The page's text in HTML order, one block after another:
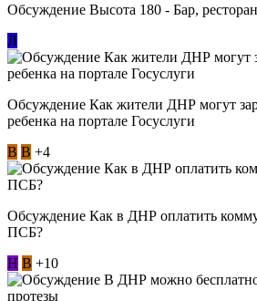
Обсуждение Высота 180 - Бар,
Л
Обсуждение Как жители ДНР могут
ребенка на портале Госуслуги
В В +4
Обсуждение Как в ДНР оплатить
ПСБ?
Н В +10